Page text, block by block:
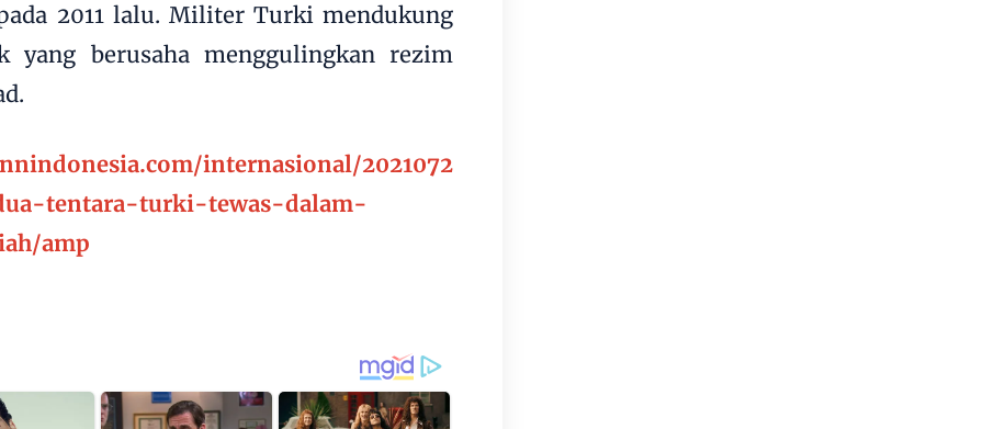
2011 lalu. Militer Turki mendukung
yang berusaha menggulingkan rezim
internasional/2021072
tentara-turki-tewas-dalam-
amp